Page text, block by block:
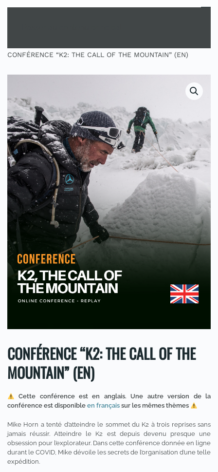
MENU
CONFÉRENCE “K2: THE CALL OF THE MOUNTAIN” (EN)
CONFÉRENCE “K2: THE CALL OF THE
MOUNTAIN” (EN)
Cette conférence est en anglais. Une autre version de la
conférence est disponible en français sur les mêmes thèmes
Mike Horn a tenté d’atteindre le sommet du K2 à trois reprises sans
jamais réussir. Atteindre le K2 est depuis devenu presque une
obsession pour l’explorateur. Dans cette conférence donnée en ligne
durant le COVID, Mike dévoile les secrets de l’organisation d’une telle
expédition.